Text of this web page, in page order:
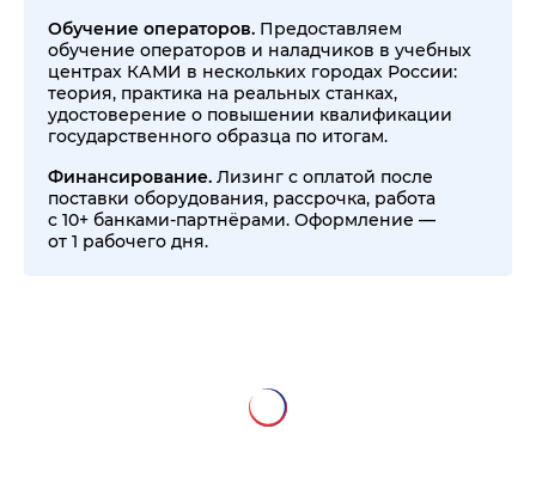
Обучение операторов. Предоставляем
обучение операторов и наладчиков в учебных
центрах КАМИ в нескольких городах России:
теория, практика на реальных станках,
удостоверение о повышении квалификации
государственного образца по итогам.
Финансирование. Лизинг с оплатой после
поставки оборудования, рассрочка, работа
с 10+ банками-партнёрами. Оформление —
от 1 рабочего дня.